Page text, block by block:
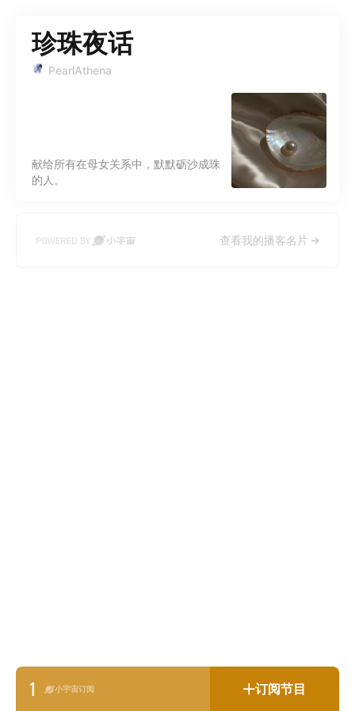
珍珠夜话
PearlAthena
献给所有在母女关系中，默默砺沙成珠
的人。
查看我的播客名片
1 小宇宙订阅 订阅节目